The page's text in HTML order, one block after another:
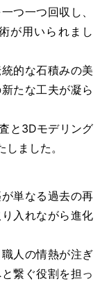
つ一つ回収し、
が用いられまし
的な石積みの美
たな工夫が凝ら
と3Dモデリング
ました。
単なる過去の再
入れながら進化
人の情熱が注ぎ
繋ぐ役割を担っ